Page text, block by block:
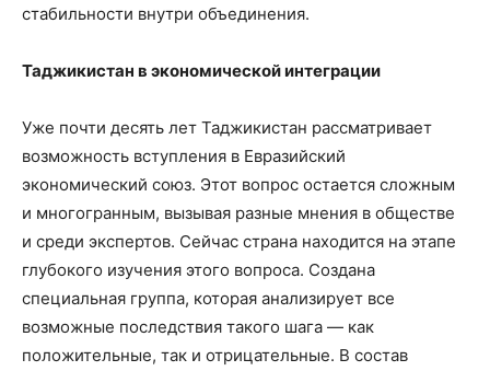
стабильности внутри объединения.
Таджикистан в экономической интеграции
Уже почти десять лет Таджикистан рассматривает
возможность вступления в Евразийский
экономический союз. Этот вопрос остается сложным
и многогранным, вызывая разные мнения в обществе
и среди экспертов. Сейчас страна находится на этапе
глубокого изучения этого вопроса. Создана
специальная группа, которая анализирует все
возможные последствия такого шага — как
положительные, так и отрицательные. В состав